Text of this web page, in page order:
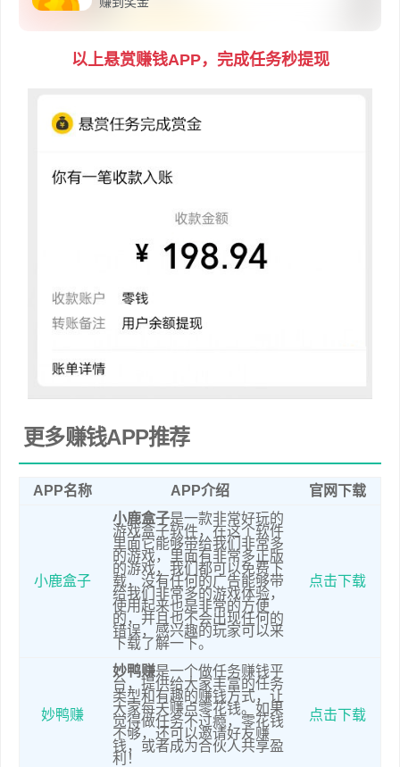
差异。例如，厨房工作人员的工资可能会相对较低，而管理层
和市场营销人员的工资可能会更高。在没有具体信息的情况
下，我们可以假设一家中等规模的麻爪爪店，员工工资可能在
由于相关资料中没有直接相关的数据，以上信息仅为基于
议直接联系麻爪爪总部或访问其官方网站获取*新的招聘信息
麻爪爪
餐饮管
公司
餐饮品牌
卤味的麻辣卤味，现已发展超过500家门
创始人 麻爪爪创始人，强调供应链建设的重
深圳首
店开业
2.9万+日开业营业额纪录，显示了品牌在当
地市场的受欢迎程度。
以上悬赏赚钱APP，完成任务秒提现
更多赚钱APP推荐
APP名称 APP介绍 官网下载
小鹿盒子
小鹿盒子是一款非常好玩的
游戏盒子软件，在这个软件
里面它能够带给我们非常多
的游戏，里面有非常多正版
的游戏，我们都可以免费下
载，没有任何的广告能够带
给我们非常多的游戏体验，
使用起来也是非常的方便
的，并且也不会出现任何的
错误，感兴趣的玩家可以来
下载了解一下。
点击下载
妙鸭赚
妙鸭赚是一个做任务赚钱平
台，提供给大家丰富的任务
类型和有趣的赚钱方式，让
大家每天赚点零花钱。如果
觉得做任务不过瘾，零花钱
不够，还可以邀请好友赚
钱，或者成为合伙人共享盈
利！
点击下载